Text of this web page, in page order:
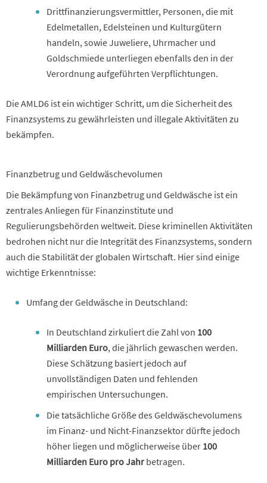
Drittfinanzierungsvermittler, Personen, die mit
Edelmetallen, Edelsteinen und Kulturgütern
handeln, sowie Juweliere, Uhrmacher und
Goldschmiede unterliegen ebenfalls den in der
Verordnung aufgeführten Verpflichtungen.
Die AMLD6 ist ein wichtiger Schritt, um die Sicherheit des
Finanzsystems zu gewährleisten und illegale Aktivitäten zu
bekämpfen.
Finanzbetrug und Geldwäschevolumen
Die Bekämpfung von Finanzbetrug und Geldwäsche ist ein
zentrales Anliegen für Finanzinstitute und
Regulierungsbehörden weltweit. Diese kriminellen Aktivitäten
bedrohen nicht nur die Integrität des Finanzsystems, sondern
auch die Stabilität der globalen Wirtschaft. Hier sind einige
wichtige Erkenntnisse:
Umfang der Geldwäsche in Deutschland:
In Deutschland zirkuliert die Zahl von 100
Milliarden Euro, die jährlich gewaschen werden.
Diese Schätzung basiert jedoch auf
unvollständigen Daten und fehlenden
empirischen Untersuchungen.
Die tatsächliche Größe des Geldwäschevolumens
im Finanz- und Nicht-Finanzsektor dürfte jedoch
höher liegen und möglicherweise über 100
Milliarden Euro pro Jahr betragen.